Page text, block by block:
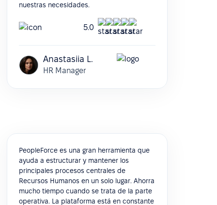
nuestras necesidades.
5.0
Anastasiia L.
HR Manager
PeopleForce es una gran herramienta que
ayuda a estructurar y mantener los
principales procesos centrales de
Recursos Humanos en un solo lugar. Ahorra
mucho tiempo cuando se trata de la parte
operativa. La plataforma está en constante